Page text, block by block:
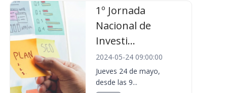
1º Jornada
Nacional de
Investi...
2024-05-24 09:00:00
Jueves 24 de mayo,
desde las 9...